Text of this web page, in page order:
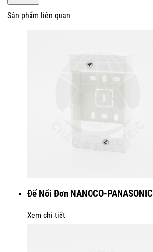
Sản phẩm liên quan
Đế Nổi Đơn NANOCO-PANASONIC
Xem chi tiết